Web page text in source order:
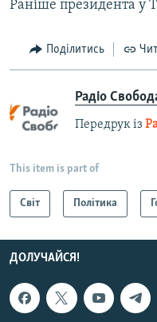
Раніше президента у
Поділитись
Радіо
Передрук із
This item is part of
Світ Політика
ДОЛУЧАЙСЯ!